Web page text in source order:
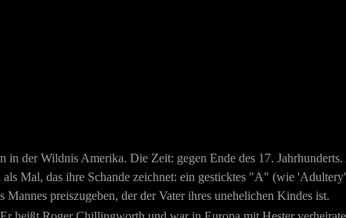
in der Wildnis Amerika. Die Zeit: gegen Ende des 17.
Mal, das ihre Schande zeichnet: ein gesticktes "A" (wie
preiszugeben, der der Vater ihres unehelichen Kindes ist.